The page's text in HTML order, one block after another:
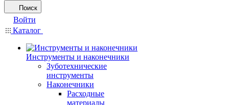
Поиск
Войти
Каталог
Инструменты и наконечники
Зуботехнические
инструменты
Наконечники
Расходные
материалы